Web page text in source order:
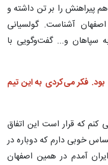
پیراهنش را بر تن داشته و
آشناست. گولسیانی
سپاهان و... گفت‌وگویی با
بود. فکر می‌کردی به این تیم
که قرار است این اتفاق
خوبی دارم که دوباره در
آمدم در همین اصفهان